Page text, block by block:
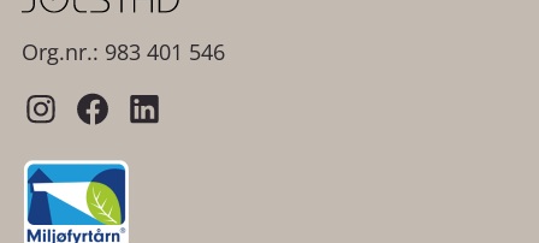
Org.nr.: 983 401 546